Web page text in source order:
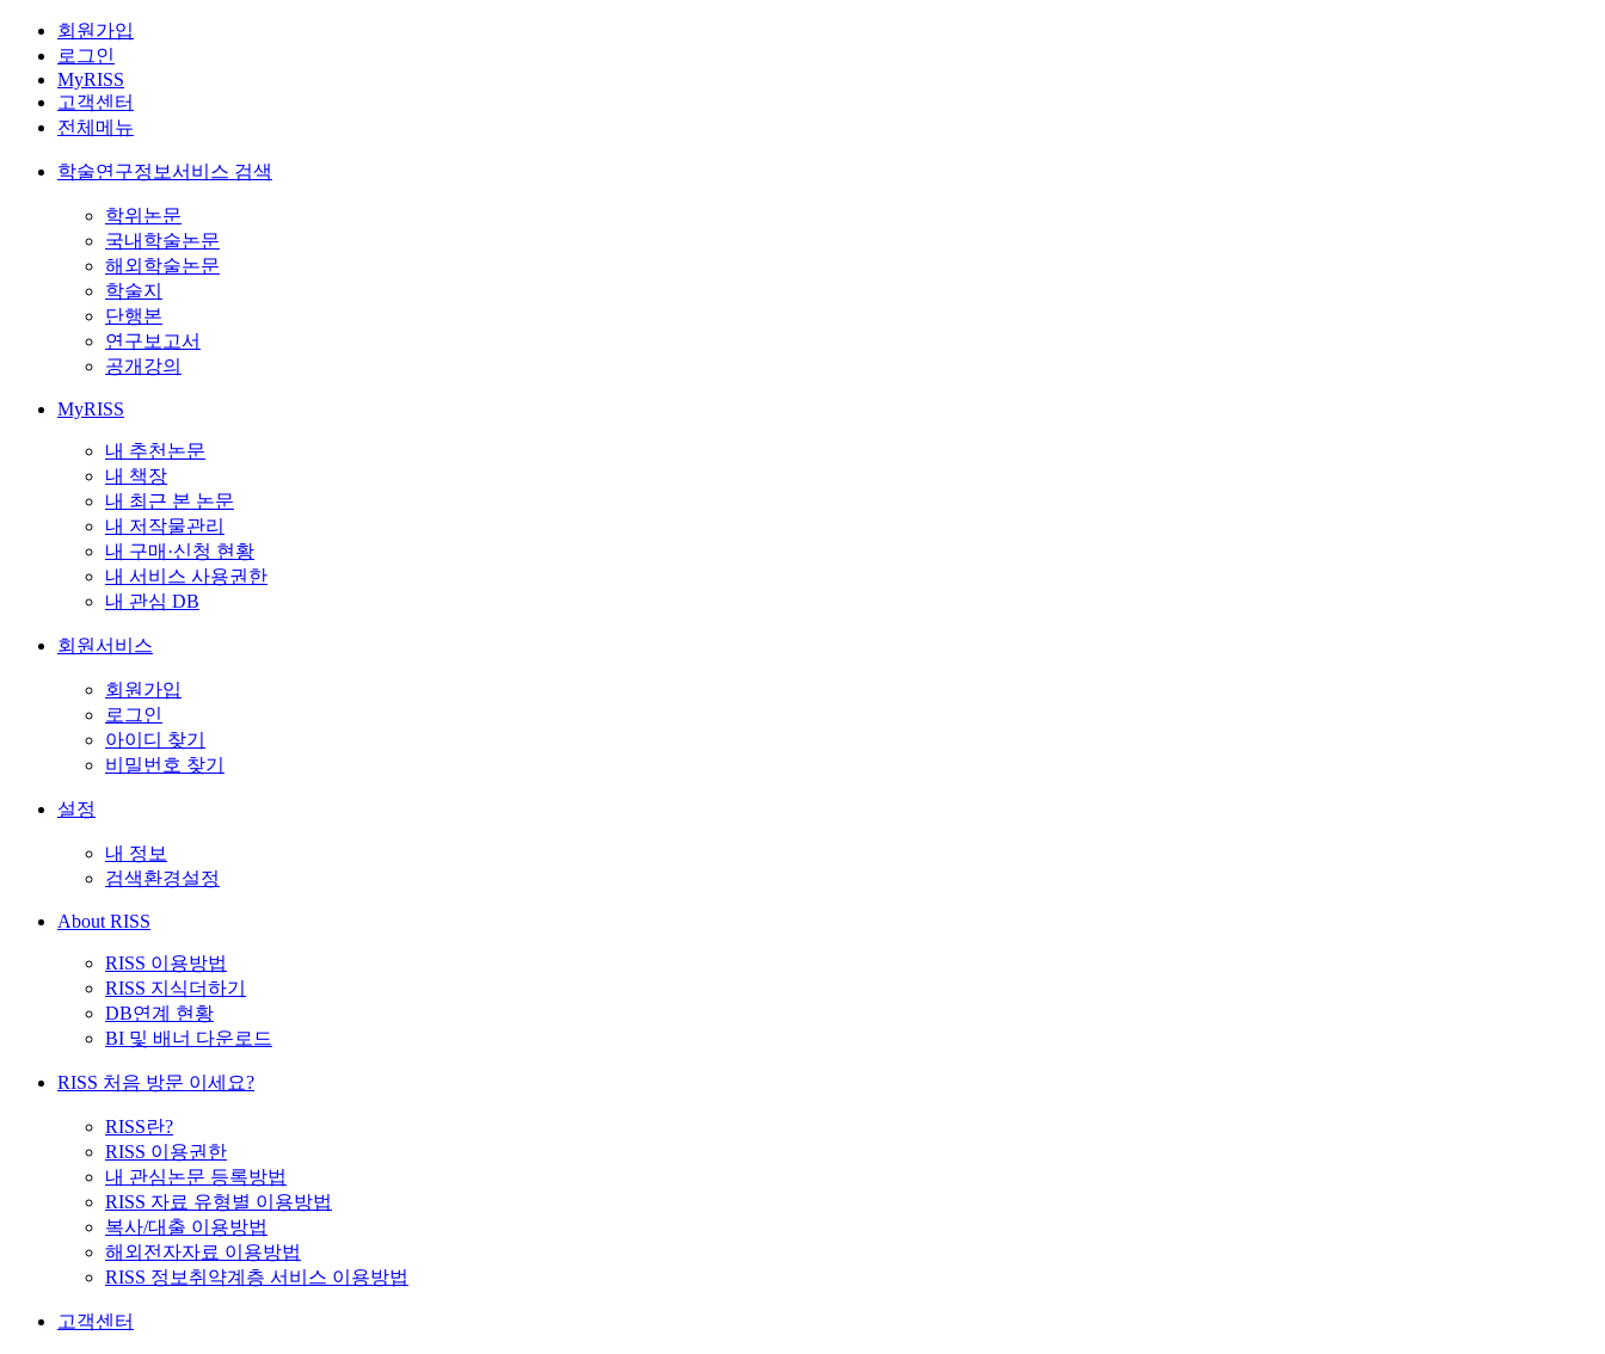
회원가입
로그인
MyRISS
고객센터
전체메뉴
학술연구정보서비스 검색
학위논문
국내학술논문
해외학술논문
학술지
단행본
연구보고서
공개강의
MyRISS
내 추천논문
내 책장
내 최근 본 논문
내 저작물관리
내 구매·신청 현황
내 서비스 사용권한
내 관심 DB
회원서비스
회원가입
로그인
아이디 찾기
비밀번호 찾기
설정
내 정보
검색환경설정
About RISS
RISS 이용방법
RISS 지식더하기
DB연계 현황
BI 및 배너 다운로드
RISS 처음 방문 이세요?
RISS란?
RISS 이용권한
내 관심논문 등록방법
RISS 자료 유형별 이용방법
복사/대출 이용방법
해외전자자료 이용방법
RISS 정보취약계층 서비스 이용방법
고객센터